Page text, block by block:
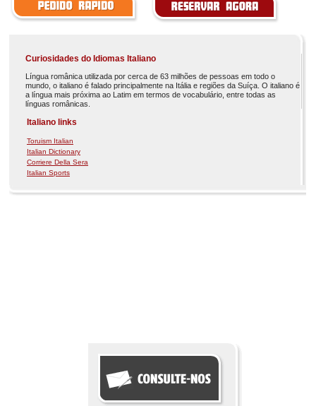
Curiosidades do Idiomas Italiano
Língua românica utilizada por cerca de 63 milhões de pessoas em todo o
mundo, o italiano é falado principalmente na Itália e regiões da Suíça. O italiano é
a língua mais próxima ao Latim em termos de vocabulário, entre todas as
línguas românicas.
Italiano links
Toruism Italian
Italian Dictionary
Corriere Della Sera
Italian Sports